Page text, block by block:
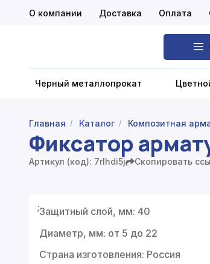
Черный металлопрокат
О компании Доставка Оплата
Черный металлопрокат
Цветной металлопрокат
Главная / Каталог / Композитная
Фиксатор
Артикул (код): 7rlhdi5j Скопировать
;Защитный слой, мм: 40
Диаметр, мм: от 5 до 22
Страна изготовления: Россия